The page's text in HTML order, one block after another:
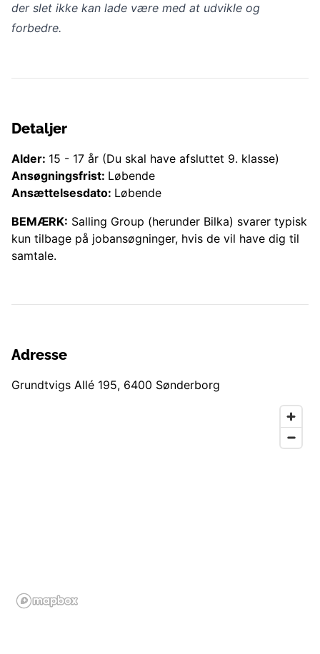
der slet ikke kan lade være med at udvikle og
forbedre.
Detaljer
Alder: 15 - 17 år (Du skal have afsluttet 9. klasse)
Ansøgningsfrist: Løbende
Ansættelsesdato: Løbende
BEMÆRK: Salling Group (herunder Bilka) svarer typisk
kun tilbage på jobansøgninger, hvis de vil have dig til
samtale.
Adresse
Grundtvigs Allé 195, 6400 Sønderborg